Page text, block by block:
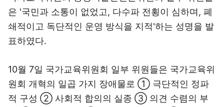
은 '국민과 소통이 없었고, 다수파 전횡이 심하며, 폐
쇄적이고 독단적인 운영 방식을 지적'하는 성명을 발
표하였다.
10월 7일 국가교육위원회 일부 위원들은 국가교육위
원회 개혁의 일곱 가지 장애물로 ① 극단적인 정파
적 구성 ② 사회적 합의의 실종 ③ 의견 수렴의 부